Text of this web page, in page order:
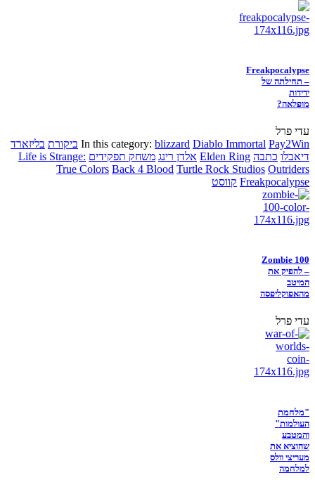
Freakpocalypse
– תחילתה של
ידידות
מופלאה?
עדי פרל
In this category: blizzard Diablo Immortal Pay2Win ביקורת בליזארד
דיאבלו כתבה Elden Ring אלדן רינג משחק תפקידים Life is Strange:
True Colors Back 4 Blood Turtle Rock Studios Outriders
Freakpocalypse קווסט
Zombie 100
– להפיק את
המיטב
מהאפוקליפסה
עדי פרל
"מלחמת
העולמות"
והמטבע
שהוציא את
מעריצי וולס
למלחמה